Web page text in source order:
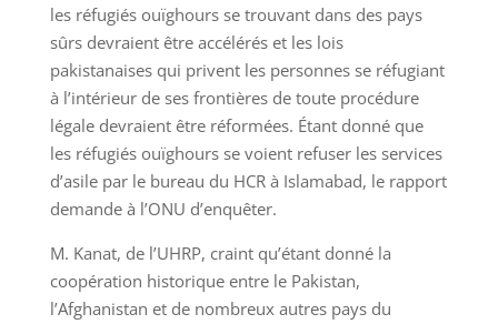
les réfugiés ouïghours se trouvant dans des pays
sûrs devraient être accélérés et les lois
pakistanaises qui privent les personnes se réfugiant
à l’intérieur de ses frontières de toute procédure
légale devraient être réformées. Étant donné que
les réfugiés ouïghours se voient refuser les services
d’asile par le bureau du HCR à Islamabad, le rapport
demande à l’ONU d’enquêter.
M. Kanat, de l’UHRP, craint qu’étant donné la
coopération historique entre le Pakistan,
l’Afghanistan et de nombreux autres pays du